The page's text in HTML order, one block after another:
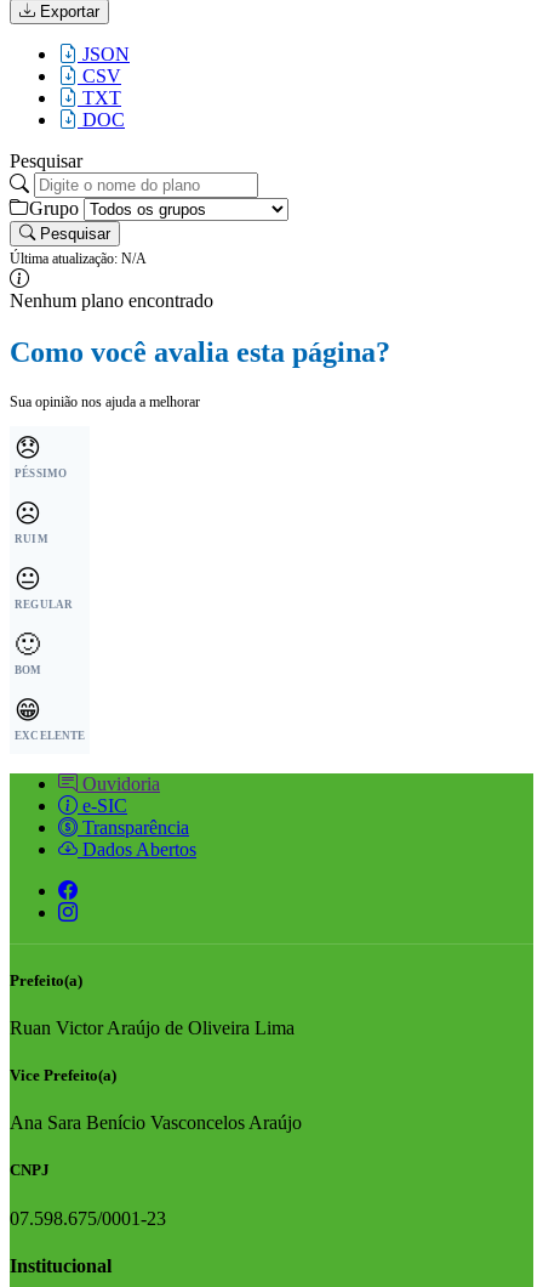
Exportar
JSON
CSV
TXT
DOC
Pesquisar
Grupo
Pesquisar
Última atualização: N/A
Nenhum plano encontrado
Como você avalia esta página?
Sua opinião nos ajuda a melhorar
😞
PÉSSIMO
☹️
RUIM
😐
REGULAR
🙂
BOM
😁
EXCELENTE
Ouvidoria
e-SIC
Transparência
Dados Abertos
Prefeito(a)
Ruan Victor Araújo de Oliveira Lima
Vice Prefeito(a)
Ana Sara Benício Vasconcelos Araújo
CNPJ
07.598.675/0001-23
Institucional